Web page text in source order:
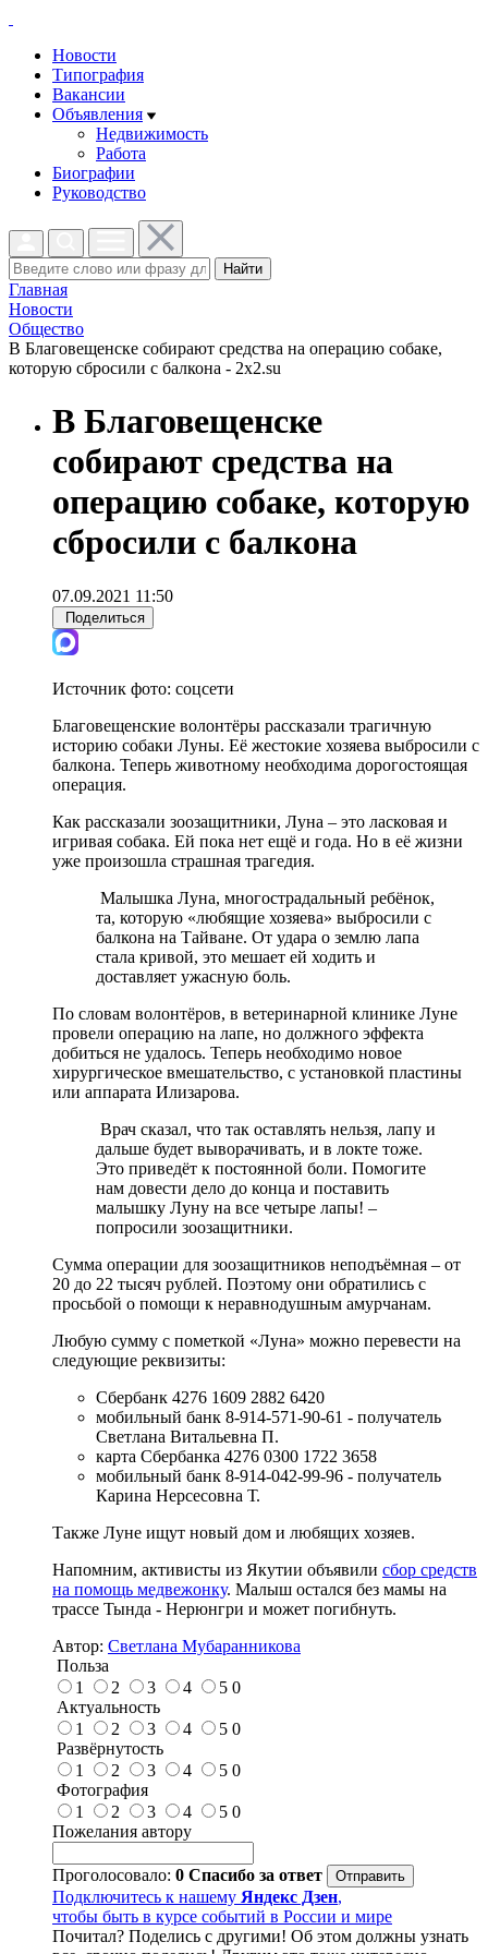
Новости
Типография
Вакансии
Объявления
Недвижимость
Работа
Биографии
Руководство
Найти
Главная
Новости
Общество
В Благовещенске собирают средства на операцию собаке,
которую сбросили с балкона - 2x2.su
В Благовещенске
собирают средства на
операцию собаке, которую
сбросили с балкона
07.09.2021 11:50
Поделиться
Источник фото: соцсети
Благовещенские волонтёры рассказали трагичную
историю собаки Луны. Её жестокие хозяева выбросили с
балкона. Теперь животному необходима дорогостоящая
операция.
Как рассказали зоозащитники, Луна – это ласковая и
игривая собака. Ей пока нет ещё и года. Но в её жизни
уже произошла страшная трагедия.
Малышка Луна, многострадальный ребёнок,
та, которую «любящие хозяева» выбросили с
балкона на Тайване. От удара о землю лапа
стала кривой, это мешает ей ходить и
доставляет ужасную боль.
По словам волонтёров, в ветеринарной клинике Луне
провели операцию на лапе, но должного эффекта
добиться не удалось. Теперь необходимо новое
хирургическое вмешательство, с установкой пластины
или аппарата Илизарова.
Врач сказал, что так оставлять нельзя, лапу и
дальше будет выворачивать, и в локте тоже.
Это приведёт к постоянной боли. Помогите
нам довести дело до конца и поставить
малышку Луну на все четыре лапы! –
попросили зоозащитники.
Сумма операции для зоозащитников неподъёмная – от
20 до 22 тысяч рублей. Поэтому они обратились с
просьбой о помощи к неравнодушным амурчанам.
Любую сумму с пометкой «Луна» можно перевести на
следующие реквизиты:
Сбербанк 4276 1609 2882 6420
мобильный банк 8-914-571-90-61 - получатель
Светлана Витальевна П.
карта Сбербанка 4276 0300 1722 3658
мобильный банк 8-914-042-99-96 - получатель
Карина Нерсесовна Т.
Также Луне ищут новый дом и любящих хозяев.
Напомним, активисты из Якутии объявили сбор средств
на помощь медвежонку. Малыш остался без мамы на
трассе Тында - Нерюнгри и может погибнуть.
Автор: Светлана Мубаранникова
Польза
1
2 3 4 5 0
Актуальность
1
2 3 4 5 0
Развёрнутость
1
2 3 4 5 0
Фотография
1
2 3 4 5 0
Пожелания автору
Проголосовало: 0 Спасибо за ответ
Подключитесь к нашему Яндекс Дзен,
чтобы быть в курсе событий в России и мире
Почитал? Поделись с другими! Об этом должны узнать